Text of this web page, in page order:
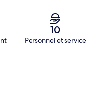
10
Personnel et service